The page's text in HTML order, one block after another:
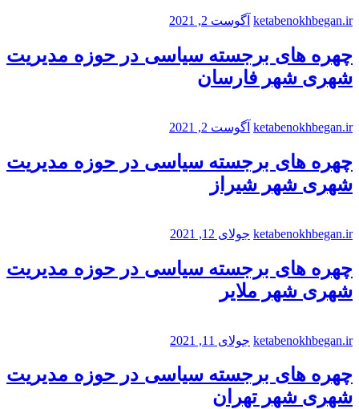
ketabenokhbegan.ir آگوست 2, 2021
چهره های برجسته سیاسی در حوزه مدیریت
شهری شهر فارسان
ketabenokhbegan.ir آگوست 2, 2021
چهره های برجسته سیاسی در حوزه مدیریت
شهری شهر شیراز
ketabenokhbegan.ir جولای 12, 2021
چهره های برجسته سیاسی در حوزه مدیریت
شهری شهر ملایر
ketabenokhbegan.ir جولای 11, 2021
چهره های برجسته سیاسی در حوزه مدیریت
شهری شهر تهران